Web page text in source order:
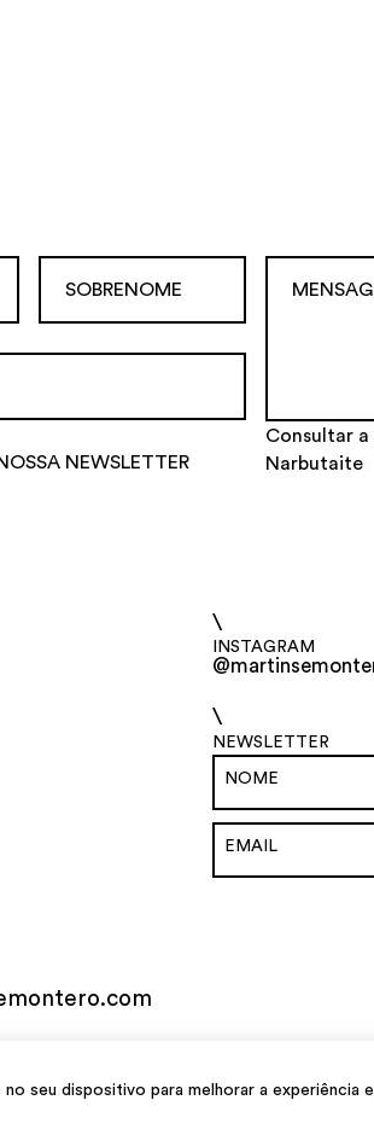
seu dispositivo para melhorar a experiência e
NEWSLETTER
Consultar a
Narbutaite
\
INSTAGRAM
\
NEWSLETTER